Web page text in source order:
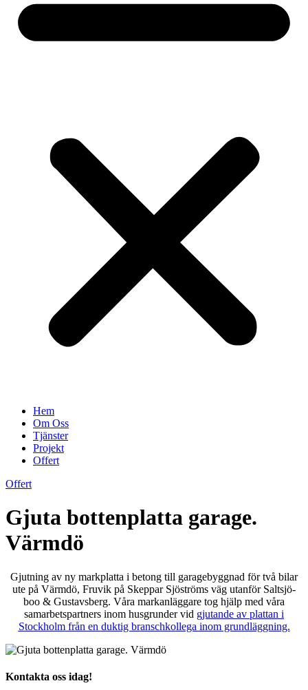
Hem
Om Oss
Tjänster
Projekt
Offert
Offert
Gjuta bottenplatta garage.
Värmdö
Gjutning av ny markplatta i betong till garagebyggnad för två bilar
ute på Värmdö, Fruvik på Skeppar Sjöströms väg utanför Saltsjö-
boo & Gustavsberg. Våra markanläggare tog hjälp med våra
samarbetspartners inom husgrunder vid gjutande av plattan i
Stockholmfrån en duktig branschkollega inom grundläggning.
Kontakta oss idag!